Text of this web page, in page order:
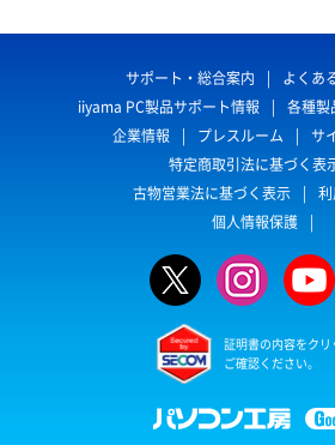
サポート・総合案内
よくあ
iiyama PC製品サポート情報
各種製
企業情報
プレスルーム
サ
特定商取引法に基づく表
古物営業法に基づく表示
個人情報保護
証明書の内容をクリ
ご確認ください。